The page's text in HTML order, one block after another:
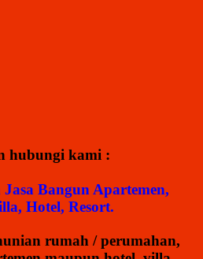
hubungi kami :
Bangun Apartemen,
Hotel, Resort.
rumah / perumahan,